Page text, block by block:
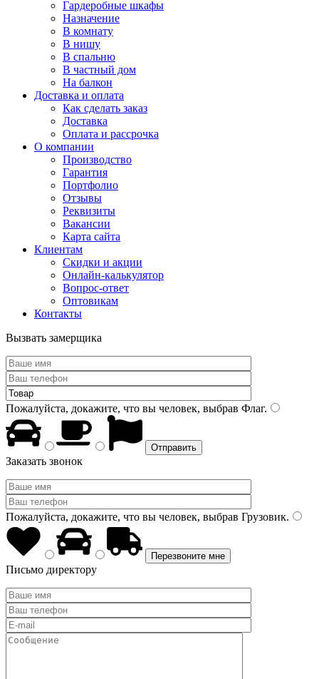
Гардеробные шкафы
Назначение
В комнату
В нишу
В спальню
В частный дом
На балкон
Доставка и оплата
Как сделать заказ
Доставка
Оплата и рассрочка
О компании
Производство
Гарантия
Портфолио
Отзывы
Реквизиты
Вакансии
Карта сайта
Клиентам
Скидки и акции
Онлайн-калькулятор
Вопрос-ответ
Оптовикам
Контакты
Вызвать замерщика
Пожалуйста, докажите, что вы человек, выбрав Флаг.
Заказать звонок
Пожалуйста, докажите, что вы человек, выбрав Грузовик.
Письмо директору